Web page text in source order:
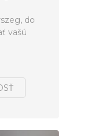
do
vašú